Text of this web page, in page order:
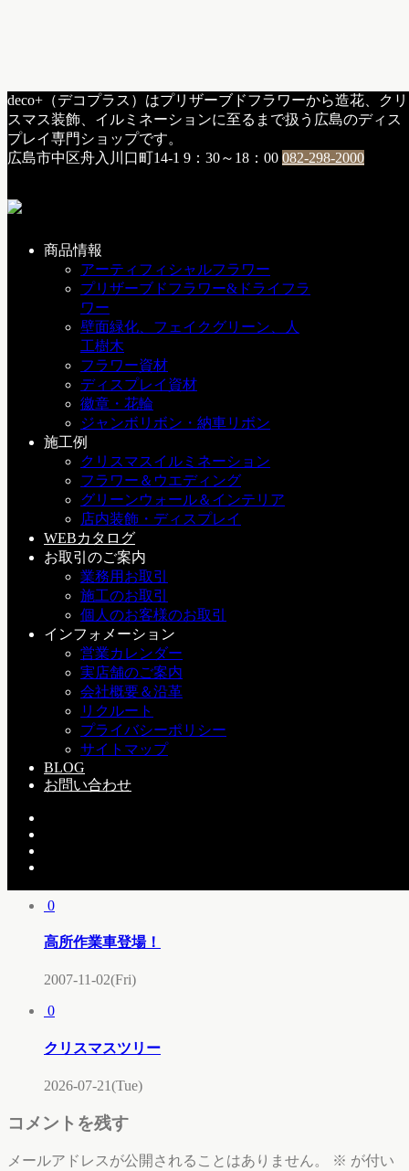
deco+（デコプラス）はプリザーブドフラワーから造花、クリ
スマス装飾、イルミネーションに至るまで扱う広島のディス
プレイ専門ショップです。
広島市中区舟入川口町14-1 9：30～18：00 082-298-2000
商品情報
アーティフィシャルフラワー
プリザーブドフラワー&ドライフラ
ワー
壁面緑化、フェイクグリーン、人
工樹木
フラワー資材
ディスプレイ資材
徽章・花輪
ジャンボリボン・納車リボン
施工例
クリスマスイルミネーション
フラワー＆ウエディング
グリーンウォール＆インテリア
店内装飾・ディスプレイ
WEBカタログ
お取引のご案内
業務用お取引
施工のお取引
個人のお客様のお取引
インフォメーション
営業カレンダー
実店舗のご案内
会社概要＆沿革
リクルート
プライバシーポリシー
サイトマップ
BLOG
お問い合わせ
HOME
h：納品・施工
完成です☆
立派な木になりました♪
現場は無風でみんな汗だくでした(-_-)枝を200本ぐらい使っ
てるんじゃないですかねぇ。。
あ。そういえば!!しつこいですけど明日からですよ!!
皆さまのご来店をスタッフ一同お待ちしてますp(^-^)q
h：納品・施工
デコプラススタッフ
現場作業中です。
雨の日の施工。
こちらの記事もどうぞ
0
高所作業車登場！
2007-11-02(Fri)
0
クリスマスツリー
2026-07-21(Tue)
コメントを残す
メールアドレスが公開されることはありません。 ※ が付い